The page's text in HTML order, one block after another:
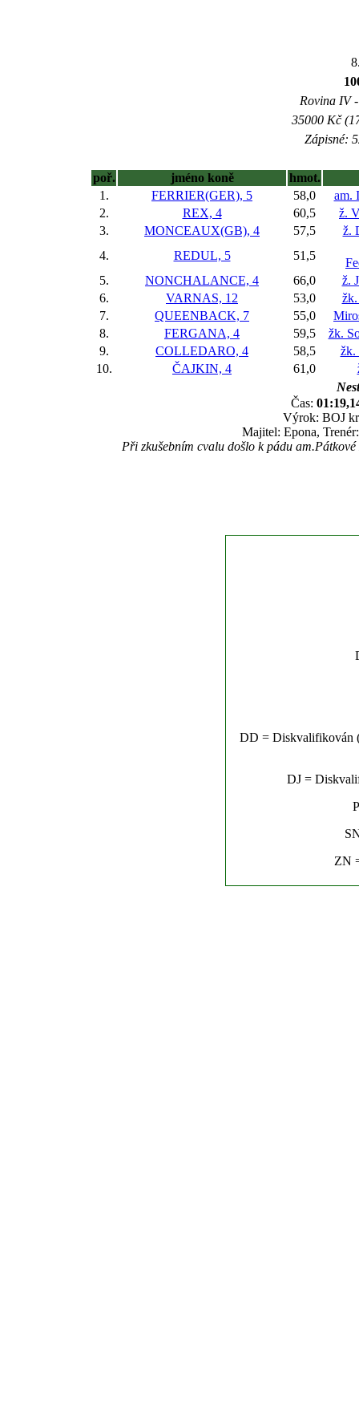
Rovina IV
35000 Kč
Zápisné:
poř. jméno koně
hmot.
1.
FERRIER(GER), 5 58,0
am.
2.
REX, 4 60,5
ž.
3.
MONCEAUX(GB), 4 57,5
ž.
4.
REDUL, 5 51,5
5.
NONCHALANCE, 4 66,0
ž.
6.
VARNAS, 12 53,0
7.
QUEENBACK, 7 55,0
8.
FERGANA, 4 59,5
žk.
9.
COLLEDARO, 4 58,5
žk.
10.
ČAJKIN, 4 61,0
Čas:
Výrok: BOJ
Majitel: Epona,
Při zkušebním cvalu došlo k pádu
DD = Diskvalifikován
DJ =
ZN